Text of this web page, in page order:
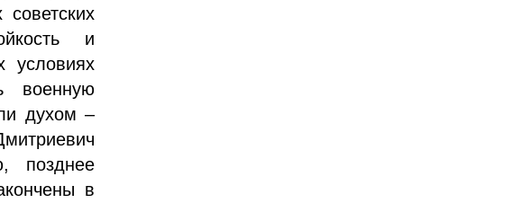
и
условиях
военную
духом –
позднее
в